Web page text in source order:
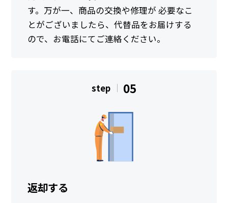
す。万が一、商品の交換や修理が 必要なこ
とがございましたら、代替品をお届けする
ので、お電話にてご連絡ください。
step 05
返却する